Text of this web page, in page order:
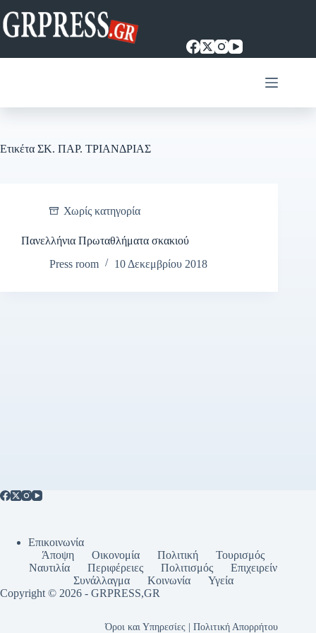
στο
περιεχόμενο
Ετικέτα ΣΚ. ΠΑΡ. ΤΡΙΑΝΔΡΙΑΣ
Χωρίς κατηγορία
Πανελλήνια Πρωταθλήματα σκακιού
Press room
10 Δεκεμβρίου 2018
Επικοινωνία
Άποψη
Οικονομία Πολιτική
Τουρισμός
Ναυτιλία
Περιφέρειες Πολιτισμός
Επιχειρείν
Συνάλλαγμα
Κοινωνία
Υγεία
Copyright © 2026 - GRPRESS,GR
Όροι και Υπηρεσίες | Πολιτική Απορρήτου